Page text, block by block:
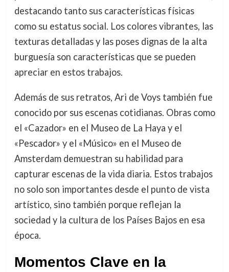
destacando tanto sus características físicas
como su estatus social. Los colores vibrantes, las
texturas detalladas y las poses dignas de la alta
burguesía son características que se pueden
apreciar en estos trabajos.
Además de sus retratos, Ari de Voys también fue
conocido por sus escenas cotidianas. Obras como
el «Cazador» en el Museo de La Haya y el
«Pescador» y el «Músico» en el Museo de
Amsterdam demuestran su habilidad para
capturar escenas de la vida diaria. Estos trabajos
no solo son importantes desde el punto de vista
artístico, sino también porque reflejan la
sociedad y la cultura de los Países Bajos en esa
época.
Momentos Clave en la